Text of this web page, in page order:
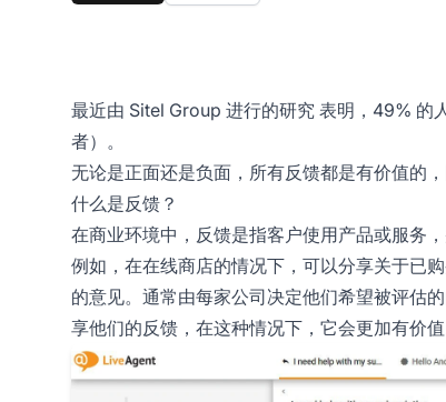
最近由 Sitel Group 进行的研究 表明，49% 的
者）。
无论是正面还是负面，所有反馈都是有价值的
什么是反馈？
在商业环境中，反馈是指客户使用产品或服务
例如，在在线商店的情况下，可以分享关于已
的意见。通常由每家公司决定他们希望被评估
享他们的反馈，在这种情况下，它会更加有价值